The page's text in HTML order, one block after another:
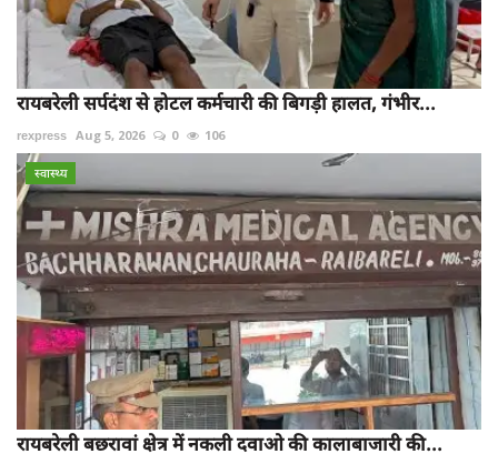
रायबरेली सर्पदंश से होटल कर्मचारी की बिगड़ी हालत, गंभीर...
rexpress Aug 5, 2026 0 106
स्वास्थ्य
रायबरेली बछरावां क्षेत्र में नकली दवाओ की कालाबाजारी की...